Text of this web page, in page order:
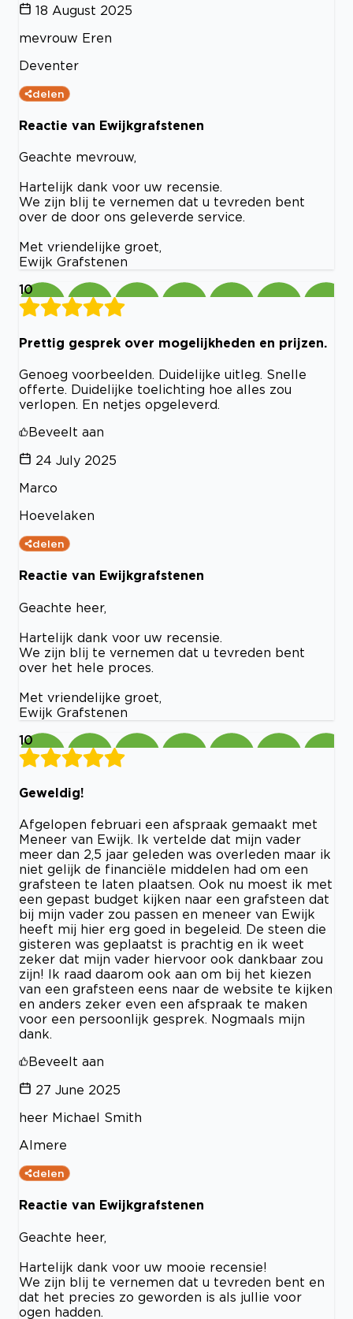
18 August 2025
mevrouw Eren
Deventer
delen
Reactie van Ewijkgrafstenen
Geachte mevrouw,
Hartelijk dank voor uw recensie.
We zijn blij te vernemen dat u tevreden bent
over de door ons geleverde service.
Met vriendelijke groet,
Ewijk Grafstenen
10
Prettig gesprek over mogelijkheden en prijzen.
Genoeg voorbeelden. Duidelijke uitleg. Snelle
offerte. Duidelijke toelichting hoe alles zou
verlopen. En netjes opgeleverd.
Beveelt aan
24 July 2025
Marco
Hoevelaken
delen
Reactie van Ewijkgrafstenen
Geachte heer,
Hartelijk dank voor uw recensie.
We zijn blij te vernemen dat u tevreden bent
over het hele proces.
Met vriendelijke groet,
Ewijk Grafstenen
10
Geweldig!
Afgelopen februari een afspraak gemaakt met
Meneer van Ewijk. Ik vertelde dat mijn vader
meer dan 2,5 jaar geleden was overleden maar ik
niet gelijk de financiële middelen had om een
grafsteen te laten plaatsen. Ook nu moest ik met
een gepast budget kijken naar een grafsteen dat
bij mijn vader zou passen en meneer van Ewijk
heeft mij hier erg goed in begeleid. De steen die
gisteren was geplaatst is prachtig en ik weet
zeker dat mijn vader hiervoor ook dankbaar zou
zijn! Ik raad daarom ook aan om bij het kiezen
van een grafsteen eens naar de website te kijken
en anders zeker even een afspraak te maken
voor een persoonlijk gesprek. Nogmaals mijn
dank.
Beveelt aan
27 June 2025
heer Michael Smith
Almere
delen
Reactie van Ewijkgrafstenen
Geachte heer,
Hartelijk dank voor uw mooie recensie!
We zijn blij te vernemen dat u tevreden bent en
dat het precies zo geworden is als jullie voor
ogen hadden.